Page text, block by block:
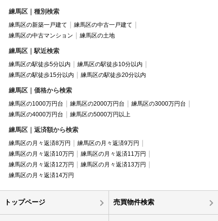
練馬区｜種別検索
練馬区の新築一戸建て
練馬区の中古一戸建て
練馬区の中古マンション
練馬区の土地
練馬区｜駅近検索
練馬区の駅徒歩5分以内
練馬区の駅徒歩10分以内
練馬区の駅徒歩15分以内
練馬区の駅徒歩20分以内
練馬区｜価格から検索
練馬区の1000万円台 練馬区の2000万円台
練馬区の3000万円台
練馬区の4000万円台
練馬区の5000万円以上
練馬区｜返済額から検索
練馬区の月々返済8万円
練馬区の月々返済9万円
練馬区の月々返済10万円
練馬区の月々返済11万円
練馬区の月々返済12万円
練馬区の月々返済13万円
練馬区の月々返済14万円
トップページ 売買物件検索